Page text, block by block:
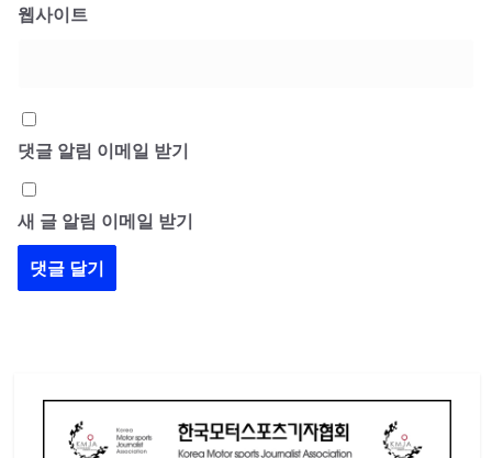
웹사이트
댓글 알림 이메일 받기
새 글 알림 이메일 받기